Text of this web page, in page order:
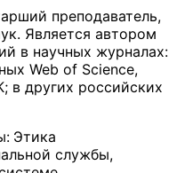
преподаватель,
Является автором
в научных журналах:
Web of Science,
в других российских
Этика
службы,